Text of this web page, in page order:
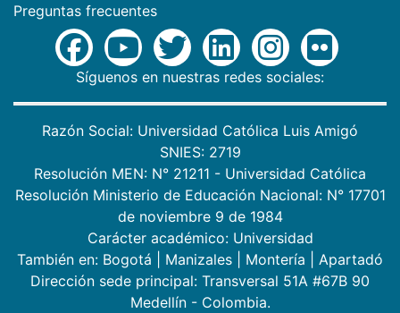
Preguntas frecuentes
Síguenos en nuestras redes sociales:
Razón Social: Universidad Católica Luis Amigó
SNIES: 2719
Resolución MEN: N° 21211 - Universidad Católica
Resolución Ministerio de Educación Nacional: N° 17701
de noviembre 9 de 1984
Carácter académico: Universidad
También en: Bogotá Manizales Montería
Apartadó
Dirección sede principal: Transversal 51A #67B 90
Medellín - Colombia.